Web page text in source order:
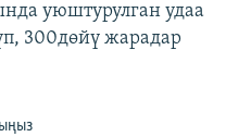
уюштурулган удаа
300дөйү жарадар